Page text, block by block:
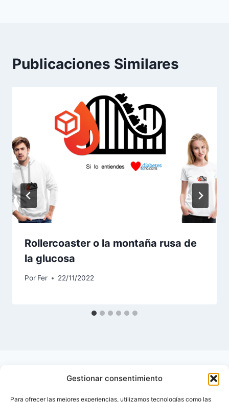
Gestionar consentimiento
Para ofrecer las mejores experiencias, utilizamos tecnologías como las
Publicaciones Similares
Rollercoaster o la montaña rusa de
la glucosa
Por Fer 22/11/2022